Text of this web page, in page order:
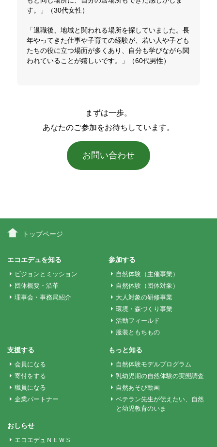
す。」（30代女性）
「退職後、地域と関われる場所を探していました。長
年やってきた仕事や子育ての経験が、若い人や子ども
たちの役に立つ場面が多くあり、自分も学びながら関
われていることが嬉しいです。」（60代男性）
まずは一歩。
あなたのご参加をお待ちしています。
お問い合わせ
トップページ
エコエデュを知る
ビジョンとミッション
団体概要・沿革
理事会・事務局紹介
参加する
自然体験（主催事業）
自然体験（団体対象）
大人対象の研修事業
環境・森づくり事業
活動フィールド
服装ともちもの
支援する
会員になる
寄付をする
職員になる
企業パートナー
もっと知る
自然体験モデルプログラム
乳幼児期の自然体験の実態調査
自然あそび動画
ベテラン先生が伝えたい、自然
と幼児教育のいま
おしらせ
エコエデュＮＥＷＳ